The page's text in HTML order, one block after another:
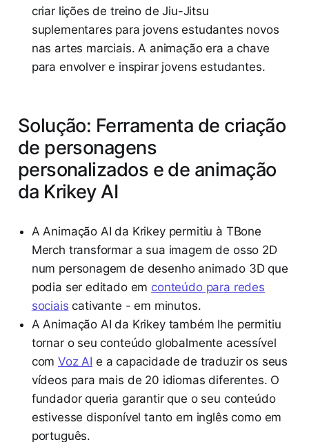
criar lições de treino de Jiu-Jitsu
suplementares para jovens estudantes novos
nas artes marciais. A animação era a chave
para envolver e inspirar jovens estudantes.
Solução: Ferramenta de criação
de personagens
personalizados e de animação
da Krikey AI
A Animação AI da Krikey permitiu à TBone
Merch transformar a sua imagem de osso 2D
num personagem de desenho animado 3D que
podia ser editado em conteúdo para redes
sociais cativante - em minutos.
A Animação AI da Krikey também lhe permitiu
tornar o seu conteúdo globalmente acessível
comVoz AI e a capacidade de traduzir os seus
vídeos para mais de 20 idiomas diferentes. O
fundador queria garantir que o seu conteúdo
estivesse disponível tanto em inglês como em
português.